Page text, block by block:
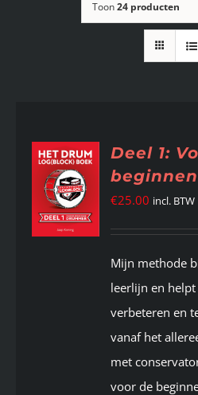
Toon24 producten
Deel 1:
€25.00 incl. BTW
Mijn methode
leerlijn en
verbeteren en
vanaf het
met
voor de